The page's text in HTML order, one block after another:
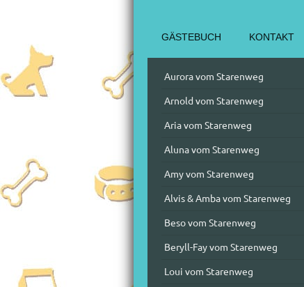
GÄSTEBUCH KONTAKT
Aurora vom Starenweg
Arnold vom Starenweg
Aria vom Starenweg
Aluna vom Starenweg
Amy vom Starenweg
Alvis & Amba vom Starenweg
Beso vom Starenweg
Beryll-Fay vom Starenweg
Loui vom Starenweg